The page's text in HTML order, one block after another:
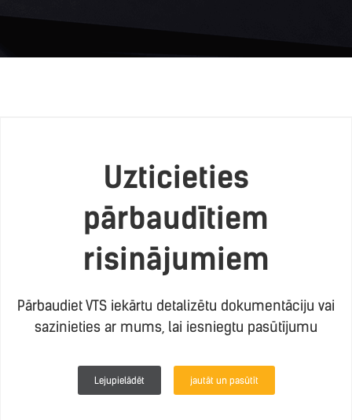
Uzticieties
pārbaudītiem
risinājumiem
Pārbaudiet VTS iekārtu detalizētu dokumentāciju vai
sazinieties ar mums, lai iesniegtu pasūtījumu
Lejupielādēt jautāt un pasūtīt